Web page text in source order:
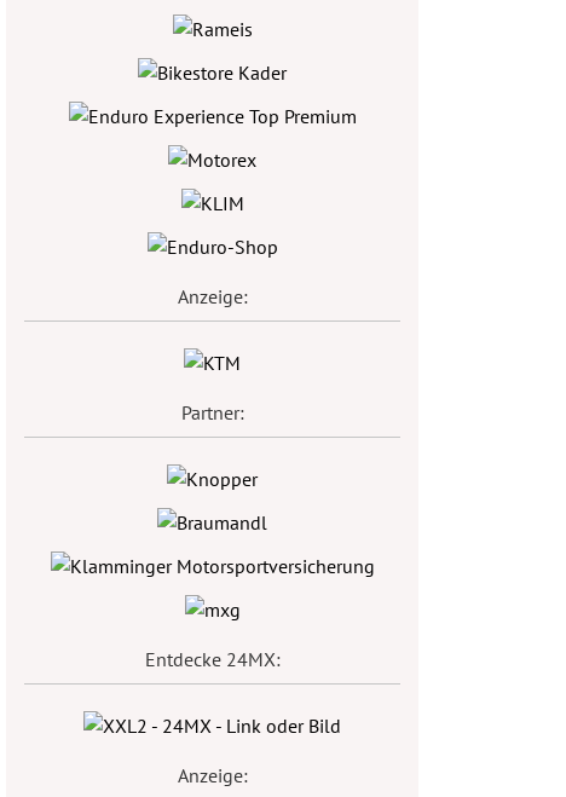
Anzeige:
Partner:
Entdecke 24MX:
Anzeige: